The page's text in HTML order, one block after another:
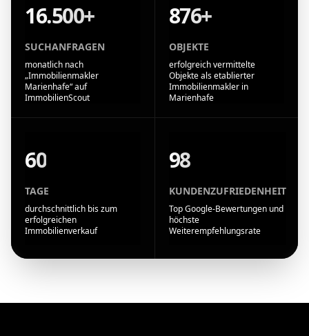
16.500+
SUCHANFRAGEN
monatlich nach
„Immobilienmakler
Marienhafe“ auf
ImmobilienScout
876+
OBJEKTE
erfolgreich vermittelte
Objekte als etablierter
Immobilienmakler in
Marienhafe
60
TAGE
durchschnittlich bis zum
erfolgreichen
Immobilienverkauf
98
KUNDENZUFRIEDENHEIT
Top Google-Bewertungen und
höchste
Weiterempfehlungsrate